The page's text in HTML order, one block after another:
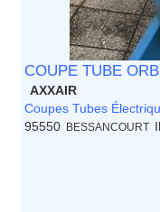
Nord Pas de Calais
Pays Bas
Pays de la Loire
Picardie
Poitou Charentes
Principauté de
Provence Alpes
Italie
COUPE TUBE
AXXAIR
Coupes Tubes
95550
BESSANCOURT